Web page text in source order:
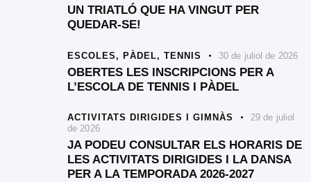
UN TRIATLÓ QUE HA VINGUT PER
QUEDAR-SE!
ESCOLES, PÀDEL, TENNIS 30 de juliol de 2026
OBERTES LES INSCRIPCIONS PER A
L’ESCOLA DE TENNIS I PÀDEL
ACTIVITATS DIRIGIDES I GIMNÀS
29 de juliol
de 2026
JA PODEU CONSULTAR ELS HORARIS DE
LES ACTIVITATS DIRIGIDES I LA DANSA
PER A LA TEMPORADA 2026-2027